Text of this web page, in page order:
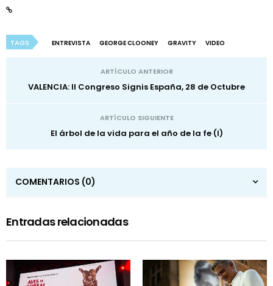
TAGS ENTREVISTA GEORGE CLOONEY GRAVITY VIDEO
ARTÍCULO ANTERIOR
VALENCIA: II Congreso Signis España, 28 de Octubre
ARTÍCULO SIGUIENTE
El árbol de la vida para el año de la fe (I)
COMENTARIOS (0)
Entradas relacionadas